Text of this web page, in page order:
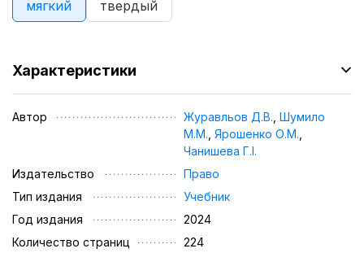
мягкий твердый
Характеристики
Автор Журавльов Д.В. Шумило
М.М. Ярошенко О.М.
Чанишева Г.І.
Издательство
Право
Тип издания
Учебник
Год издания
2024
Количество страниц
224